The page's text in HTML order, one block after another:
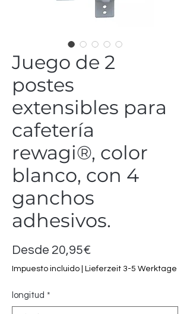
Juego de 2
postes
extensibles para
cafetería
rewagi®, color
blanco, con 4
ganchos
adhesivos.
Desde 20,95€
de
Impuesto incluido Lieferzeit 3-5 Werktage
longitud *